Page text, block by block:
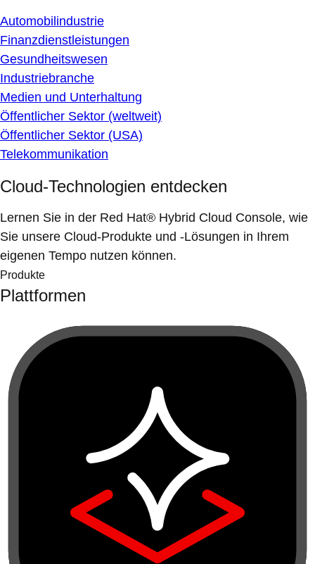
Automobilindustrie
Finanzdienstleistungen
Gesundheitswesen
Industriebranche
Medien und Unterhaltung
Öffentlicher Sektor (weltweit)
Öffentlicher Sektor (USA)
Telekommunikation
Cloud-Technologien entdecken
Lernen Sie in der Red Hat® Hybrid Cloud Console, wie
Sie unsere Cloud-Produkte und -Lösungen in Ihrem
eigenen Tempo nutzen können.
Produkte
Plattformen